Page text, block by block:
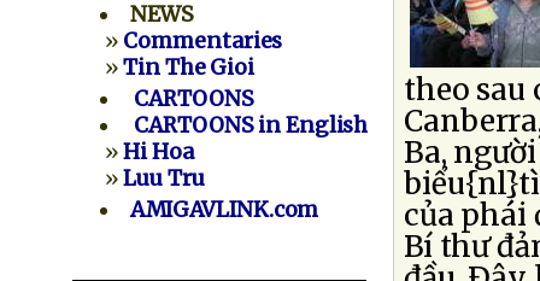
NEWS
» Commentaries
»Tin The Gioi
CARTOONS
CARTOONS in English
»Hi Hoa
»Luu Tru
AMIGAVLINK.com
theo sau
Ba,
của phái
Bí thư